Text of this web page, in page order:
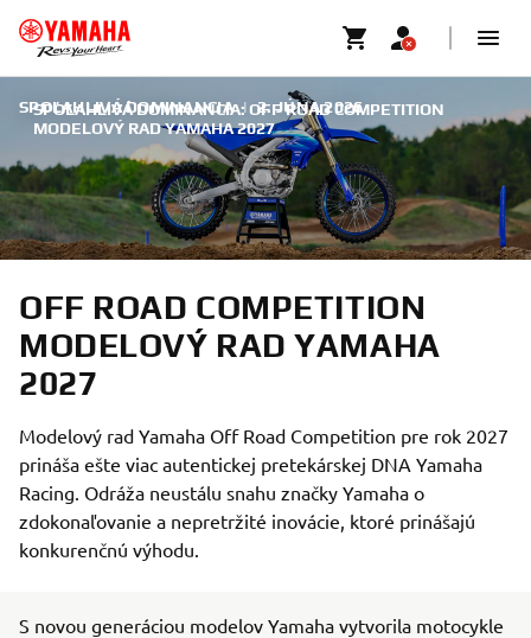
SPOĽAHLIVÁ DOMINANCIA: OFF ROAD COMPETITION
MODELOVÝ RAD YAMAHA 2027
SPOĽAHLIVÁ DOMINANCIA | 2. JÚNA 2026
OFF ROAD COMPETITION
MODELOVÝ RAD YAMAHA
2027
Modelový rad Yamaha Off Road Competition pre rok 2027
prináša ešte viac autentickej pretekárskej DNA Yamaha
Racing. Odráža neustálu snahu značky Yamaha o
zdokonaľovanie a nepretržité inovácie, ktoré prinášajú
konkurenčnú výhodu.
S novou generáciou modelov Yamaha vytvorila motocykle